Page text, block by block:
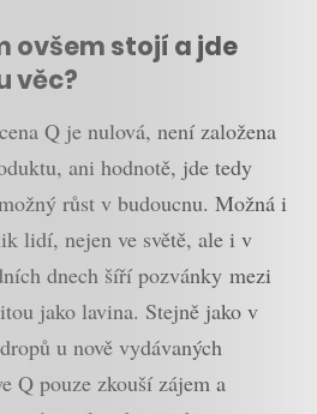
ovšem stojí a jde
věc?
Q je nulová, není založena
ani hodnotě, jde tedy
růst v budoucnu. Možná i
lidí, nejen ve světě, ale i v
dnech šíří pozvánky mezi
jako lavina. Stejně jako v
u nově vydávaných
Q pouze zkouší zájem a